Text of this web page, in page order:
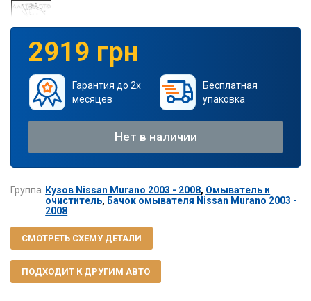
2919 грн
Гарантия до 2х
месяцев
Бесплатная
упаковка
Нет в наличии
Группа Кузов Nissan Murano 2003 - 2008, Омыватель и
очиститель, Бачок омывателя Nissan Murano 2003 -
2008
СМОТРЕТЬ СХЕМУ ДЕТАЛИ
ПОДХОДИТ К ДРУГИМ АВТО